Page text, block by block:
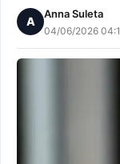
A
Anna Suleta
04/06/2026